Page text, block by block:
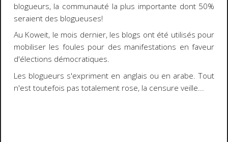
blogueurs, la communauté la plus importante dont 50%
seraient des blogueuses!
Au Koweit, le mois dernier, les blogs ont été utilisés pour
mobiliser les foules pour des manifestations en faveur
d'élections démocratiques.
Les blogueurs s'expriment en anglais ou en arabe. Tout
n'est toutefois pas totalement rose, la censure veille...